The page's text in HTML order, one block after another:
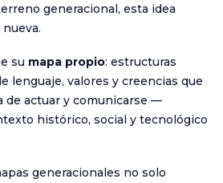
generacional, esta idea
su mapa propio: estructuras
lenguaje, valores y creencias que
de actuar y comunicarse —
histórico, social y tecnológico
generacionales no solo